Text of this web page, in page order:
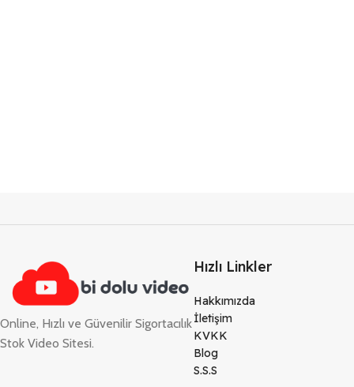
Online, Hızlı ve Güvenilir Sigortacılık
Stok Video Sitesi.
Hızlı Linkler
Hakkımızda
İletişim
KVKK
Blog
S.S.S